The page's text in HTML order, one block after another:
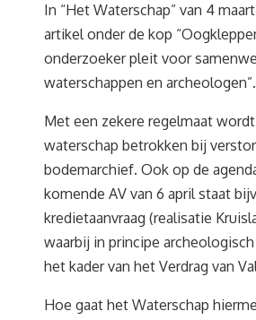
In “Het Waterschap” van 4
artikel onder de kop
onderzoeker pleit voor
waterschappen en archeologen”.
Met een zekere regelmaat
waterschap betrokken bij
bodemarchief. Ook op de
komende AV van 6 april staat
kredietaanvraag (realisatie
waarbij in principe
het kader van het Verdrag van
Hoe gaat het Waterschap